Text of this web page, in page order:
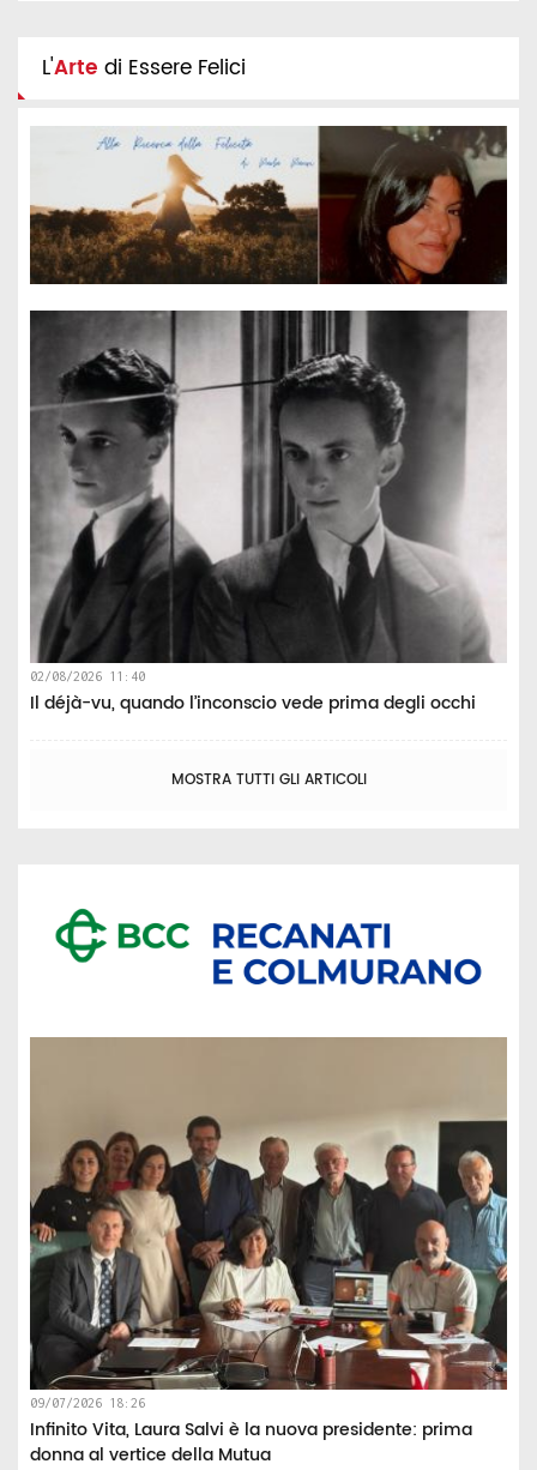
L'Arte di Essere Felici
02/08/2026 11:40
Il déjà-vu, quando l’inconscio vede prima degli occhi
MOSTRA TUTTI GLI ARTICOLI
09/07/2026 18:26
Infinito Vita, Laura Salvi è la nuova presidente: prima
donna al vertice della Mutua